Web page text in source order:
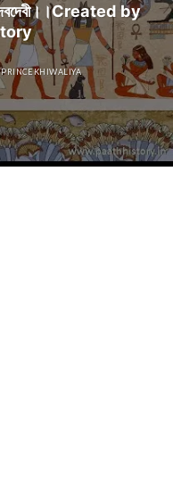
দেবদেবী।।Created by
PRINCEKHIWALIYA